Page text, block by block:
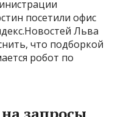
посетили офис
Льва
что подборкой
робот по